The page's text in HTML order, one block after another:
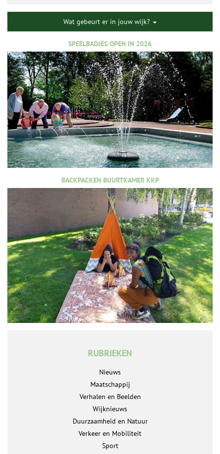
Wat gebeurt er in jouw wijk?
SPEELBADJES OPEN IN 2026
BACKPACKEN BUURTKAMER KKP
RUBRIEKEN
Nieuws
Maatschappij
Verhalen en Beelden
Wijknieuws
Duurzaamheid en Natuur
Verkeer en Mobiliteit
Sport